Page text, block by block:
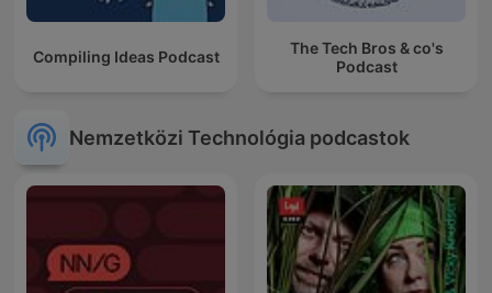
Compiling Ideas Podcast
The Tech Bros & co's
Podcast
Nemzetközi Technológia podcastok